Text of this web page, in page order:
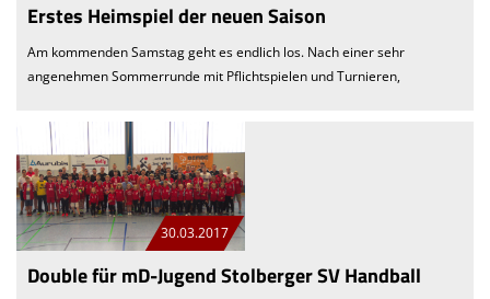
Erstes Heimspiel der neuen Saison
Am kommenden Samstag geht es endlich los. Nach einer sehr
angenehmen Sommerrunde mit Pflichtspielen und Turnieren,
30.03.2017
Double für mD-Jugend Stolberger SV Handball